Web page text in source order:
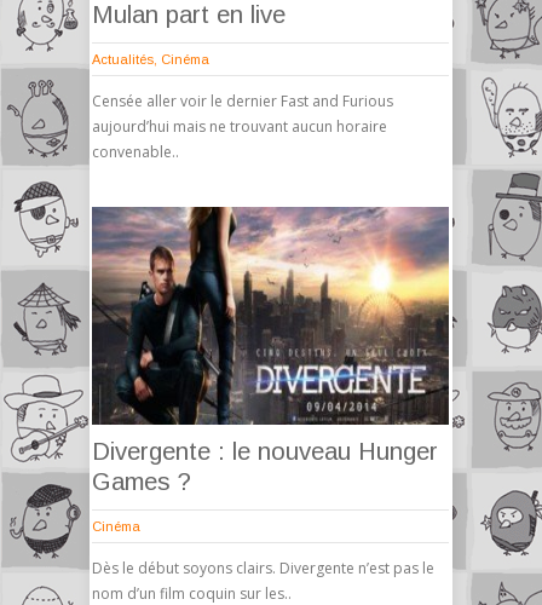
Mulan part en live
Actualités Cinéma
Censée aller voir le dernier Fast and Furious
aujourd’hui mais ne trouvant aucun horaire
convenable..
Divergente : le nouveau Hunger
Games ?
Cinéma
Dès le début soyons clairs. Divergente n’est pas le
nom d’un film coquin sur les..